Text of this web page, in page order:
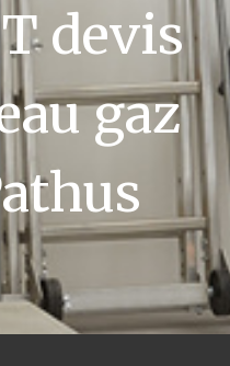
devis
gaz